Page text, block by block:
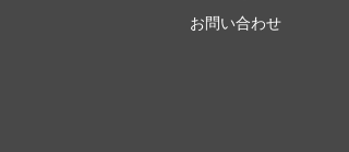
お問い合わせ